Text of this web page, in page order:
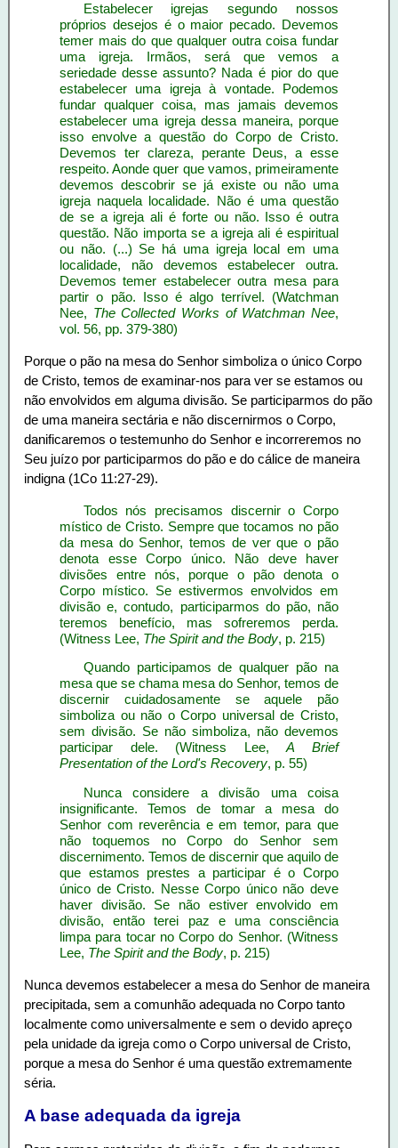
Estabelecer igrejas segundo nossos
próprios desejos é o maior pecado. Devemos
temer mais do que qualquer outra coisa fundar
uma igreja. Irmãos, será que vemos a
seriedade desse assunto? Nada é pior do que
estabelecer uma igreja à vontade. Podemos
fundar qualquer coisa, mas jamais devemos
estabelecer uma igreja dessa maneira, porque
isso envolve a questão do Corpo de Cristo.
Devemos ter clareza, perante Deus, a esse
respeito. Aonde quer que vamos, primeiramente
devemos descobrir se já existe ou não uma
igreja naquela localidade. Não é uma questão
de se a igreja ali é forte ou não. Isso é outra
questão. Não importa se a igreja ali é espiritual
ou não. (...) Se há uma igreja local em uma
localidade, não devemos estabelecer outra.
Devemos temer estabelecer outra mesa para
partir o pão. Isso é algo terrível. (Watchman
Nee, The Collected Works of Watchman Nee,
vol. 56, pp. 379-380)
Porque o pão na mesa do Senhor simboliza o único Corpo
de Cristo, temos de examinar-nos para ver se estamos ou
não envolvidos em alguma divisão. Se participarmos do pão
de uma maneira sectária e não discernirmos o Corpo,
danificaremos o testemunho do Senhor e incorreremos no
Seu juízo por participarmos do pão e do cálice de maneira
indigna (1Co 11:27-29).
Todos nós precisamos discernir o Corpo
místico de Cristo. Sempre que tocamos no pão
da mesa do Senhor, temos de ver que o pão
denota esse Corpo único. Não deve haver
divisões entre nós, porque o pão denota o
Corpo místico. Se estivermos envolvidos em
divisão e, contudo, participarmos do pão, não
teremos benefício, mas sofreremos perda.
(Witness Lee, The Spirit and the Body, p. 215)
Quando participamos de qualquer pão na
mesa que se chama mesa do Senhor, temos de
discernir cuidadosamente se aquele pão
simboliza ou não o Corpo universal de Cristo,
sem divisão. Se não simboliza, não devemos
participar dele. (Witness Lee,A Brief
Presentation of the Lord's Recovery, p. 55)
Nunca considere a divisão uma coisa
insignificante. Temos de tomar a mesa do
Senhor com reverência e em temor, para que
não toquemos no Corpo do Senhor sem
discernimento. Temos de discernir que aquilo de
que estamos prestes a participar é o Corpo
único de Cristo. Nesse Corpo único não deve
haver divisão. Se não estiver envolvido em
divisão, então terei paz e uma consciência
limpa para tocar no Corpo do Senhor. (Witness
Lee, The Spirit and the Body, p. 215)
Nunca devemos estabelecer a mesa do Senhor de maneira
precipitada, sem a comunhão adequada no Corpo tanto
localmente como universalmente e sem o devido apreço
pela unidade da igreja como o Corpo universal de Cristo,
porque a mesa do Senhor é uma questão extremamente
séria.
A base adequada da igreja